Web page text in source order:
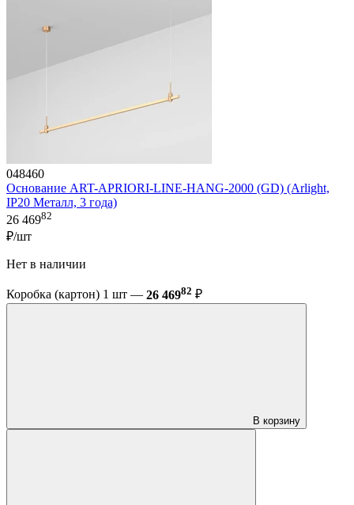
048460
Основание ART-APRIORI-LINE-HANG-2000 (GD) (Arlight,
IP20 Металл, 3 года)
26 46982
₽/шт
Нет в наличии
Коробка (картон) 1 шт — 26 46982 ₽
В корзину